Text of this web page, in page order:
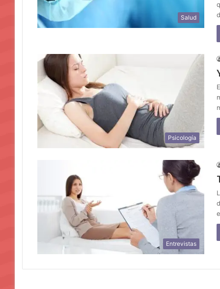
Salud
Psicología
Entrevistas